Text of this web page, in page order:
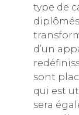
type de
d’un
sont
qui est
sera